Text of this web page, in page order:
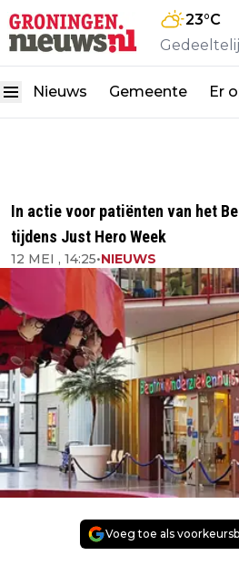
23°C
Nieuws Gemeente Er
In actie voor patiënten van het
tijdens Just Hero Week
12 MEI , 14:25•NIEUWS
Voeg toe als